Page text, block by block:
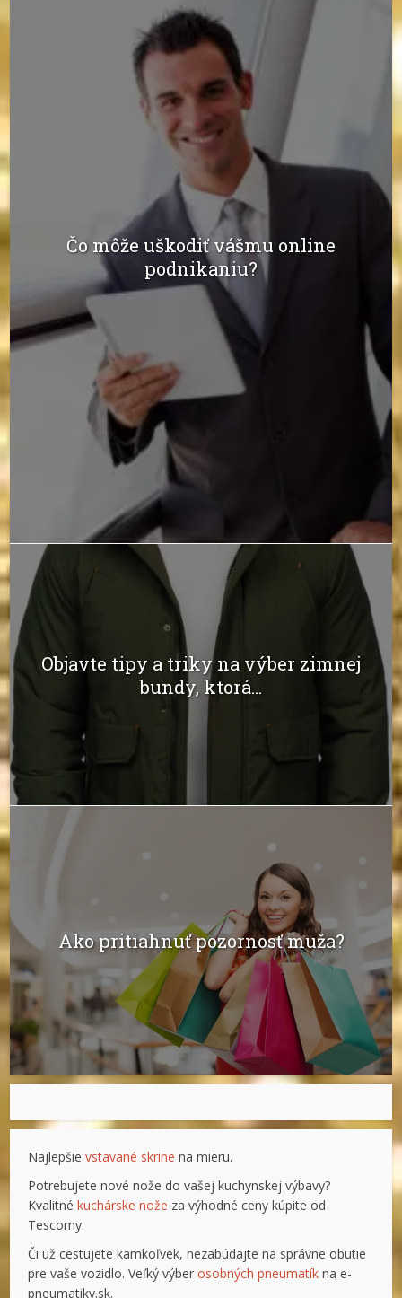
Čo môže uškodiť vášmu online
podnikaniu?
Objavte tipy a triky na výber zimnej
bundy, ktorá...
Ako pritiahnuť pozornosť muža?
Najlepšievstavané skrine na mieru.
Potrebujete nové nože do vašej kuchynskej výbavy?
Kvalitnékuchárske nože za výhodné ceny kúpite od
Tescomy.
Či už cestujete kamkoľvek, nezabúdajte na správne obutie
pre vaše vozidlo. Veľký výberosobných pneumatík na e-
pneumatiky.sk.